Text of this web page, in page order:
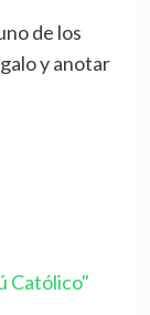
de los
y anotar
Católico"